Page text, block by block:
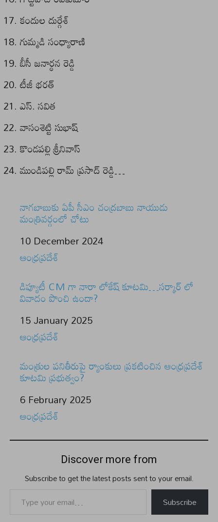
కందుల దుర్గేశ్
గుమ్మడి సంధ్యారాణి
బీసీ జనార్ధన రెడ్డి
టీజీ భరత్
ఎస్. సవిత
వాసంశెట్టి సుభాష్
కొండపల్లి శ్రీనివాస్
ముండిపల్లి రామ్ ప్రసాద్ రెడ్డి…
నాగబాబుకు ఏపీ సీఎం చంద్రబాబు నాయుడు
మంత్రివర్గంలో చోటు
Date
10 December 2024
In relation to
ఆంధ్రప్రదేశ్
డిప్యూటీ CM గా నారా లోకేష్ కూటమి…సర్కార్ లో
వివాదం పొంచి ఉందా?
Date
15 January 2025
In relation to
ఆంధ్రప్రదేశ్
మంత్రుల పనితీరుపై ర్యాంకులు ప్రకటించిన ఆంధ్రప్రదేశ్
కూటమి ప్రభుత్వం?
Date
6 February 2025
In relation to
ఆంధ్రప్రదేశ్
Discover more from
Subscribe to get the latest posts sent to your email.
Subscribe